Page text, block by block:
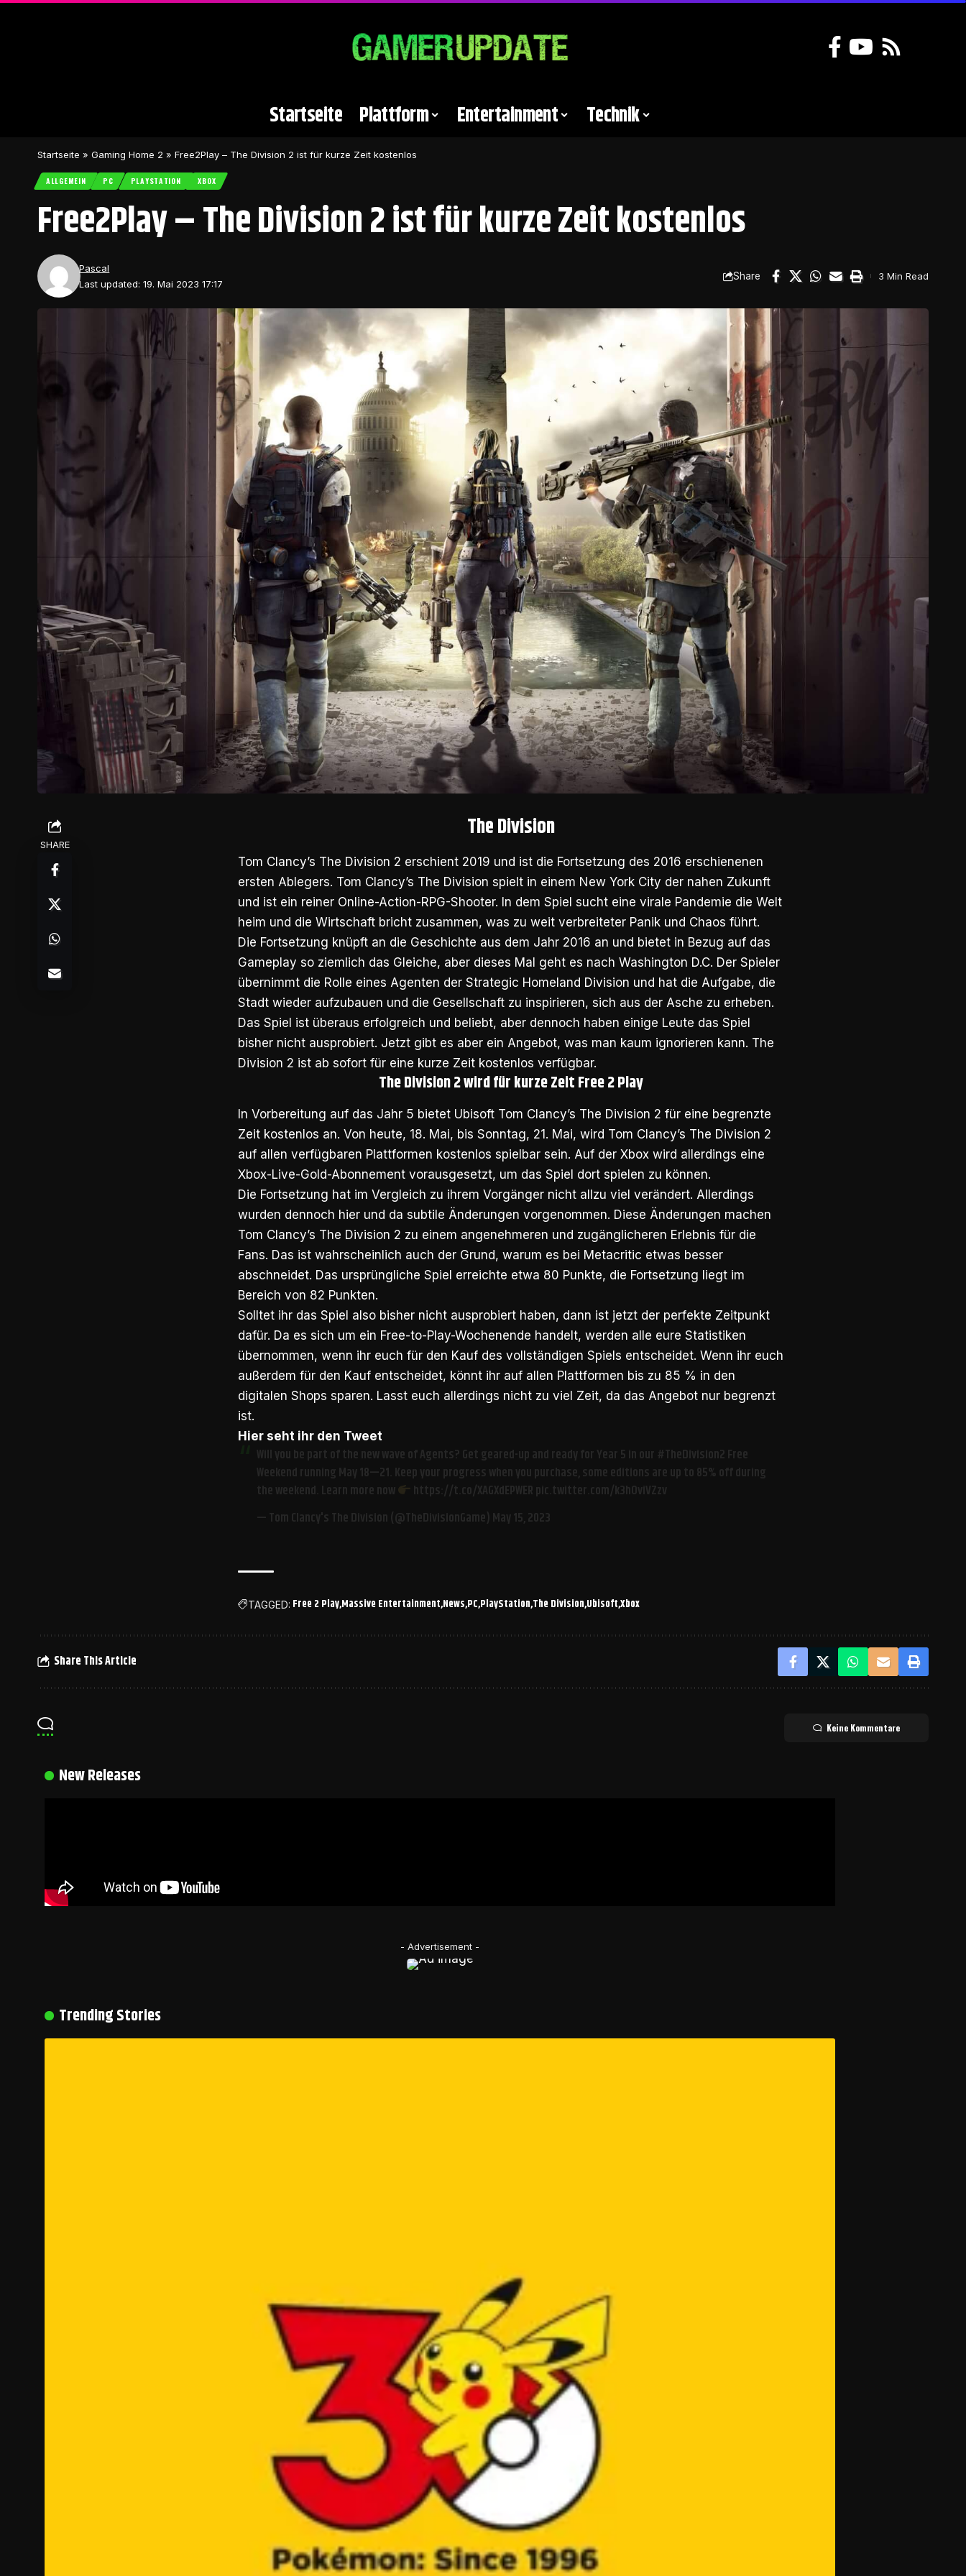
Startseite Plattform Entertainment Technik
Startseite » Gaming Home 2 » Free2Play – The Division 2 ist für kurze Zeit kostenlos
ALLGEMEIN PC PLAYSTATION XBOX
Free2Play – The Division 2 ist für kurze Zeit kostenlos
Last updated: 19. Mai 2023 17:17
Pascal
Share 3 Min Read
SHARE
The Division
Tom Clancy’s The Division 2 erschient 2019 und ist die Fortsetzung des 2016 erschienenen
ersten Ablegers. Tom Clancy’s The Division spielt in einem New York City der nahen Zukunft
und ist ein reiner Online-Action-RPG-Shooter. In dem Spiel sucht eine virale Pandemie die Welt
heim und die Wirtschaft bricht zusammen, was zu weit verbreiteter Panik und Chaos führt.
Die Fortsetzung knüpft an die Geschichte aus dem Jahr 2016 an und bietet in Bezug auf das
Gameplay so ziemlich das Gleiche, aber dieses Mal geht es nach Washington D.C. Der Spieler
übernimmt die Rolle eines Agenten der Strategic Homeland Division und hat die Aufgabe, die
Stadt wieder aufzubauen und die Gesellschaft zu inspirieren, sich aus der Asche zu erheben.
Das Spiel ist überaus erfolgreich und beliebt, aber dennoch haben einige Leute das Spiel
bisher nicht ausprobiert. Jetzt gibt es aber ein Angebot, was man kaum ignorieren kann. The
Division 2 ist ab sofort für eine kurze Zeit kostenlos verfügbar.
The Division 2 wird für kurze Zeit Free 2 Play
In Vorbereitung auf das Jahr 5 bietet Ubisoft Tom Clancy’s The Division 2 für eine begrenzte
Zeit kostenlos an. Von heute, 18. Mai, bis Sonntag, 21. Mai, wird Tom Clancy’s The Division 2
auf allen verfügbaren Plattformen kostenlos spielbar sein. Auf der Xbox wird allerdings eine
Xbox-Live-Gold-Abonnement vorausgesetzt, um das Spiel dort spielen zu können.
Die Fortsetzung hat im Vergleich zu ihrem Vorgänger nicht allzu viel verändert. Allerdings
wurden dennoch hier und da subtile Änderungen vorgenommen. Diese Änderungen machen
Tom Clancy’s The Division 2 zu einem angenehmeren und zugänglicheren Erlebnis für die
Fans. Das ist wahrscheinlich auch der Grund, warum es bei Metacritic etwas besser
abschneidet. Das ursprüngliche Spiel erreichte etwa 80 Punkte, die Fortsetzung liegt im
Bereich von 82 Punkten.
Solltet ihr das Spiel also bisher nicht ausprobiert haben, dann ist jetzt der perfekte Zeitpunkt
dafür. Da es sich um ein Free-to-Play-Wochenende handelt, werden alle eure Statistiken
übernommen, wenn ihr euch für den Kauf des vollständigen Spiels entscheidet. Wenn ihr euch
außerdem für den Kauf entscheidet, könnt ihr auf allen Plattformen bis zu 85 % in den
digitalen Shops sparen. Lasst euch allerdings nicht zu viel Zeit, da das Angebot nur begrenzt
ist.
Hier seht ihr den Tweet
Will you be part of the new wave of Agents? Get geared-up and ready for Year 5 in our #TheDivision2Free
Weekend running May 18—21. Keep your progress when you purchase, some editions are up to 85% off during
the weekend. Learn more now
https://t.co/XAGXdEPWERpic.twitter.com/k3hOviVZzv
— Tom Clancy's The Division (@TheDivisionGame)May 15, 2023
TAGGED: Free 2 PlayMassive Entertainment News PC PlayStation The Division UbisoftXbox
Share This Article
Keine Kommentare
New Releases
- Advertisement -
Trending Stories